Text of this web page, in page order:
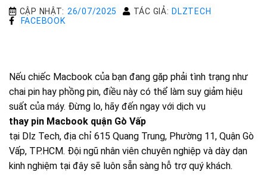
CẬP NHẬT: 26/07/2025 TÁC GIẢ: DLZTECH
FACEBOOK
Nếu chiếc Macbook của bạn đang gặp phải tình trạng như
chai pin hay phồng pin, điều này có thể làm suy giảm hiệu
suất của máy. Đừng lo, hãy đến ngay với dịch vụ
thay pin Macbook quận Gò Vấp
tại Dlz Tech, địa chỉ 615 Quang Trung, Phường 11, Quận Gò
Vấp, TP.HCM. Đội ngũ nhân viên chuyên nghiệp và dày dạn
kinh nghiệm tại đây sẽ luôn sẵn sàng hỗ trợ quý khách.